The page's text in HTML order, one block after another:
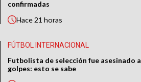
confirmadas
Hace21 horas
FÚTBOL INTERNACIONAL
Futbolista de selección fue asesinado a
golpes: esto se sabe